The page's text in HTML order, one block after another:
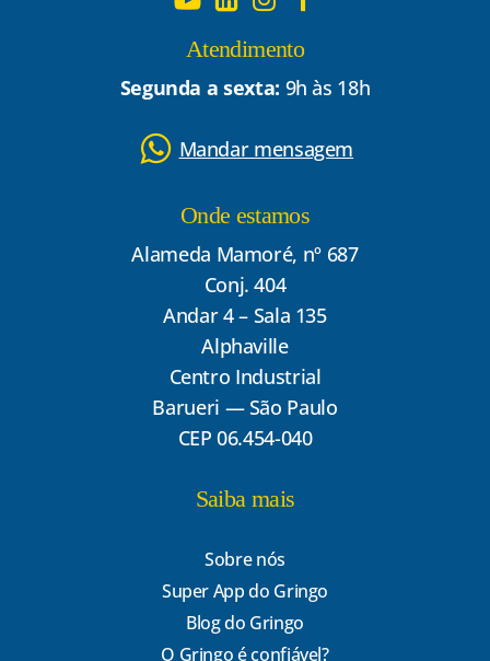
Atendimento
Segunda a sexta: 9h às 18h
Mandar mensagem
Onde estamos
Alameda Mamoré, nº 687
Conj. 404
Andar 4 – Sala 135
Alphaville
Centro Industrial
Barueri — São Paulo
CEP 06.454-040
Saiba mais
Sobre nós
Super App do Gringo
Blog do Gringo
O Gringo é confiável?